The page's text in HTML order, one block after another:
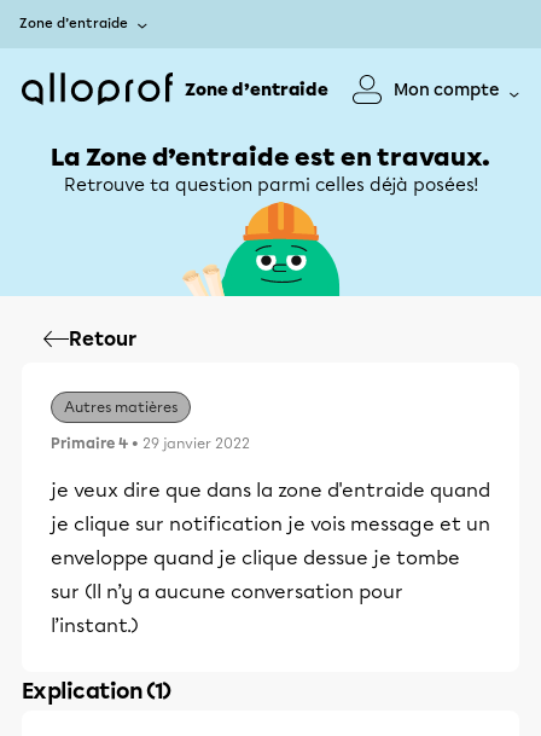
Zone d’entraide
Zone d’entraide Mon compte
La Zone d’entraide est en travaux.
Retrouve ta question parmi celles déjà posées!
Retour
Autres matières
Primaire 4 • 29 janvier 2022
je veux dire que dans la zone d'entraide quand
je clique sur notification je vois message et un
enveloppe quand je clique dessue je tombe
sur (Il n’y a aucune conversation pour
l’instant.)
Explication (1)